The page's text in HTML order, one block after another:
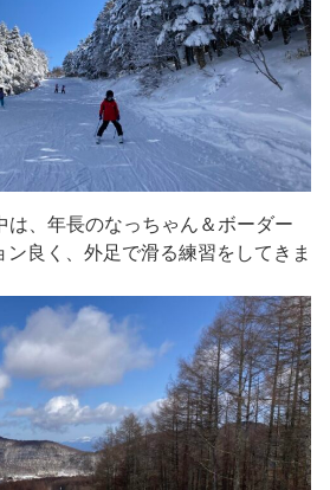
、年長のなっちゃん＆ボーダー
良く、外足で滑る練習をしてきま